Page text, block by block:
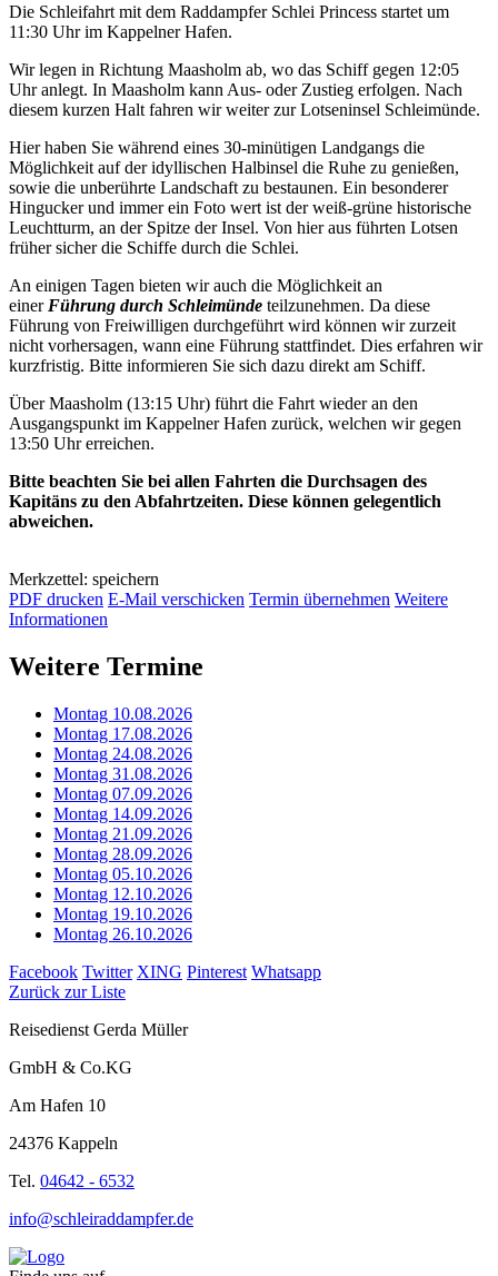
Die Schleifahrt mit dem Raddampfer Schlei Princess startet um
11:30 Uhr im Kappelner Hafen.
Wir legen in Richtung Maasholm ab, wo das Schiff gegen 12:05
Uhr anlegt. In Maasholm kann Aus- oder Zustieg erfolgen. Nach
diesem kurzen Halt fahren wir weiter zur Lotseninsel Schleimünde.
Hier haben Sie während eines 30-minütigen Landgangs die
Möglichkeit auf der idyllischen Halbinsel die Ruhe zu genießen,
sowie die unberührte Landschaft zu bestaunen. Ein besonderer
Hingucker und immer ein Foto wert ist der weiß-grüne historische
Leuchtturm, an der Spitze der Insel. Von hier aus führten Lotsen
früher sicher die Schiffe durch die Schlei.
An einigen Tagen bieten wir auch die Möglichkeit an
einer Führung durch Schleimünde teilzunehmen. Da diese
Führung von Freiwilligen durchgeführt wird können wir zurzeit
nicht vorhersagen, wann eine Führung stattfindet. Dies erfahren wir
kurzfristig. Bitte informieren Sie sich dazu direkt am Schiff.
Über Maasholm (13:15 Uhr) führt die Fahrt wieder an den
Ausgangspunkt im Kappelner Hafen zurück, welchen wir gegen
13:50 Uhr erreichen.
Bitte beachten Sie bei allen Fahrten die Durchsagen des
Kapitäns zu den Abfahrtzeiten. Diese können gelegentlich
abweichen.
Merkzettel: speichern
PDF drucken E-Mail verschicken Termin übernehmen Weitere
Informationen
Weitere Termine
Montag 10.08.2026
Montag 17.08.2026
Montag 24.08.2026
Montag 31.08.2026
Montag 07.09.2026
Montag 14.09.2026
Montag 21.09.2026
Montag 28.09.2026
Montag 05.10.2026
Montag 12.10.2026
Montag 19.10.2026
Montag 26.10.2026
Facebook Twitter XING Pinterest Whatsapp
Zurück zur Liste
Reisedienst Gerda Müller
GmbH & Co.KG
Am Hafen 10
24376 Kappeln
Tel. 04642 - 6532
info@schleiraddampfer.de